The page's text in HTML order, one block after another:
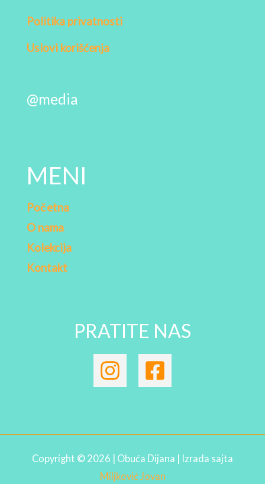
Politika privatnosti
Uslovi korišćenja
@media
MENI
Početna
O nama
Kolekcija
Kontakt
PRATITE NAS
Copyright © 2026 | Obuća Dijana | Izrada sajta
Miljković Jovan